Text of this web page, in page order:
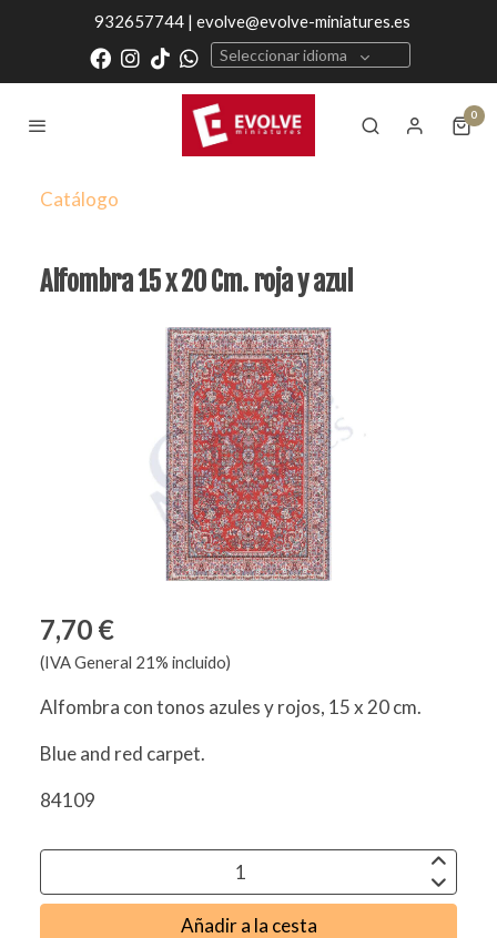
932657744 | evolve@evolve-miniatures.es
Seleccionar idioma
0
Catálogo
Alfombra 15 x 20 Cm. roja y azul
7,70 €
(IVA General 21% incluido)
Alfombra con tonos azules y rojos, 15 x 20 cm.
Blue and red carpet.
84109
Añadir a la cesta